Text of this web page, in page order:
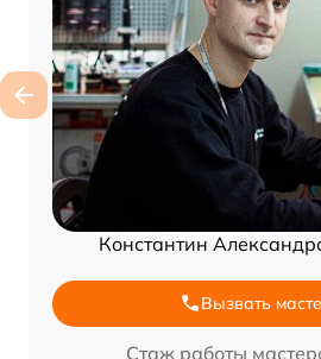
Константин
Вызвать
Стаж работы